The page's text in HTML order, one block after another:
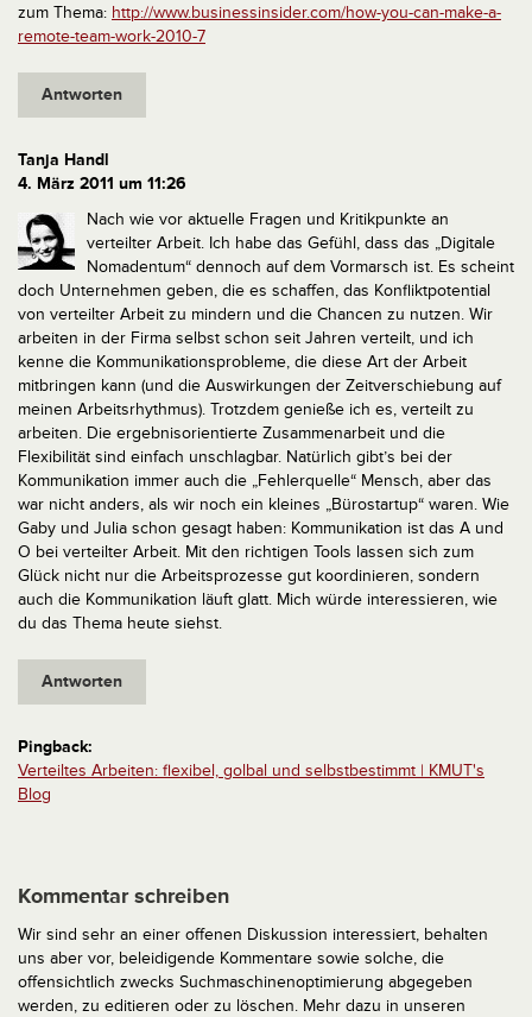
zum Thema: http://www.businessinsider.com/how-you-can-make-a-
remote-team-work-2010-7
Antworten
Tanja Handl
4. März 2011 um 11:26
Nach wie vor aktuelle Fragen und Kritikpunkte an
verteilter Arbeit. Ich habe das Gefühl, dass das „Digitale
Nomadentum“ dennoch auf dem Vormarsch ist. Es scheint
doch Unternehmen geben, die es schaffen, das Konfliktpotential
von verteilter Arbeit zu mindern und die Chancen zu nutzen. Wir
arbeiten in der Firma selbst schon seit Jahren verteilt, und ich
kenne die Kommunikationsprobleme, die diese Art der Arbeit
mitbringen kann (und die Auswirkungen der Zeitverschiebung auf
meinen Arbeitsrhythmus). Trotzdem genieße ich es, verteilt zu
arbeiten. Die ergebnisorientierte Zusammenarbeit und die
Flexibilität sind einfach unschlagbar. Natürlich gibt’s bei der
Kommunikation immer auch die „Fehlerquelle“ Mensch, aber das
war nicht anders, als wir noch ein kleines „Bürostartup“ waren. Wie
Gaby und Julia schon gesagt haben: Kommunikation ist das A und
O bei verteilter Arbeit. Mit den richtigen Tools lassen sich zum
Glück nicht nur die Arbeitsprozesse gut koordinieren, sondern
auch die Kommunikation läuft glatt. Mich würde interessieren, wie
du das Thema heute siehst.
Antworten
Pingback:
Verteiltes Arbeiten: flexibel, golbal und selbstbestimmt | KMUT's
Blog
Kommentar schreiben
Wir sind sehr an einer offenen Diskussion interessiert, behalten
uns aber vor, beleidigende Kommentare sowie solche, die
offensichtlich zwecks Suchmaschinenoptimierung abgegeben
werden, zu editieren oder zu löschen. Mehr dazu in unseren